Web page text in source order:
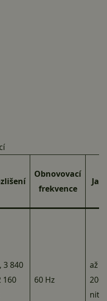
Obnovovací
frekvence
Jas
3 840
160
60 Hz
až 1
200
nitů